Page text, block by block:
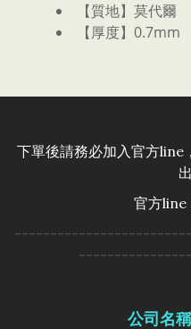
【質地】莫代爾
【厚度】0.7mm
下單後請務必加入官方line
官方line
公司名